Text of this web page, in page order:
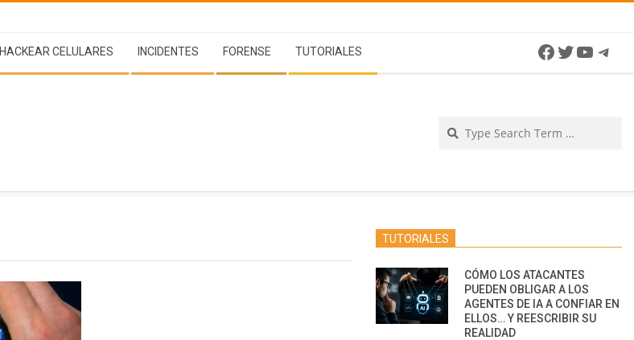
HACKEAR CELULARES INCIDENTES FORENSE TUTORIALES Facebook
Twitter
TUTORIALES
CÓMO LOS ATACANTES
PUEDEN OBLIGAR A LOS
AGENTES DE IA A CONFIAR EN
ELLOS… Y REESCRIBIR SU
REALIDAD